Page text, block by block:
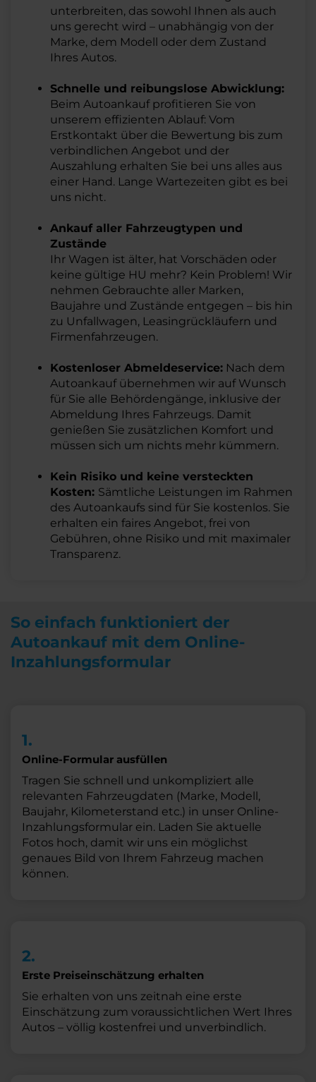
unterbreiten, das sowohl Ihnen als auch
uns gerecht wird – unabhängig von der
Marke, dem Modell oder dem Zustand
Ihres Autos.
Schnelle und reibungslose Abwicklung:
Beim Autoankauf profitieren Sie von
unserem effizienten Ablauf: Vom
Erstkontakt über die Bewertung bis zum
verbindlichen Angebot und der
Auszahlung erhalten Sie bei uns alles aus
einer Hand. Lange Wartezeiten gibt es bei
uns nicht.
Ankauf aller Fahrzeugtypen und
Zustände
Ihr Wagen ist älter, hat Vorschäden oder
keine gültige HU mehr? Kein Problem! Wir
nehmen Gebrauchte aller Marken,
Baujahre und Zustände entgegen – bis hin
zu Unfallwagen, Leasingrückläufern und
Firmenfahrzeugen.
Kostenloser Abmeldeservice: Nach dem
Autoankauf übernehmen wir auf Wunsch
für Sie alle Behördengänge, inklusive der
Abmeldung Ihres Fahrzeugs. Damit
genießen Sie zusätzlichen Komfort und
müssen sich um nichts mehr kümmern.
Kein Risiko und keine versteckten
Kosten: Sämtliche Leistungen im Rahmen
des Autoankaufs sind für Sie kostenlos. Sie
erhalten ein faires Angebot, frei von
Gebühren, ohne Risiko und mit maximaler
Transparenz.
So einfach funktioniert der
Autoankauf mit dem Online-
Inzahlungsformular
1.
Online-Formular ausfüllen
Tragen Sie schnell und unkompliziert alle
relevanten Fahrzeugdaten (Marke, Modell,
Baujahr, Kilometerstand etc.) in unser Online-
Inzahlungsformular ein. Laden Sie aktuelle
Fotos hoch, damit wir uns ein möglichst
genaues Bild von Ihrem Fahrzeug machen
können.
2.
Erste Preiseinschätzung erhalten
Sie erhalten von uns zeitnah eine erste
Einschätzung zum voraussichtlichen Wert Ihres
Autos – völlig kostenfrei und unverbindlich.